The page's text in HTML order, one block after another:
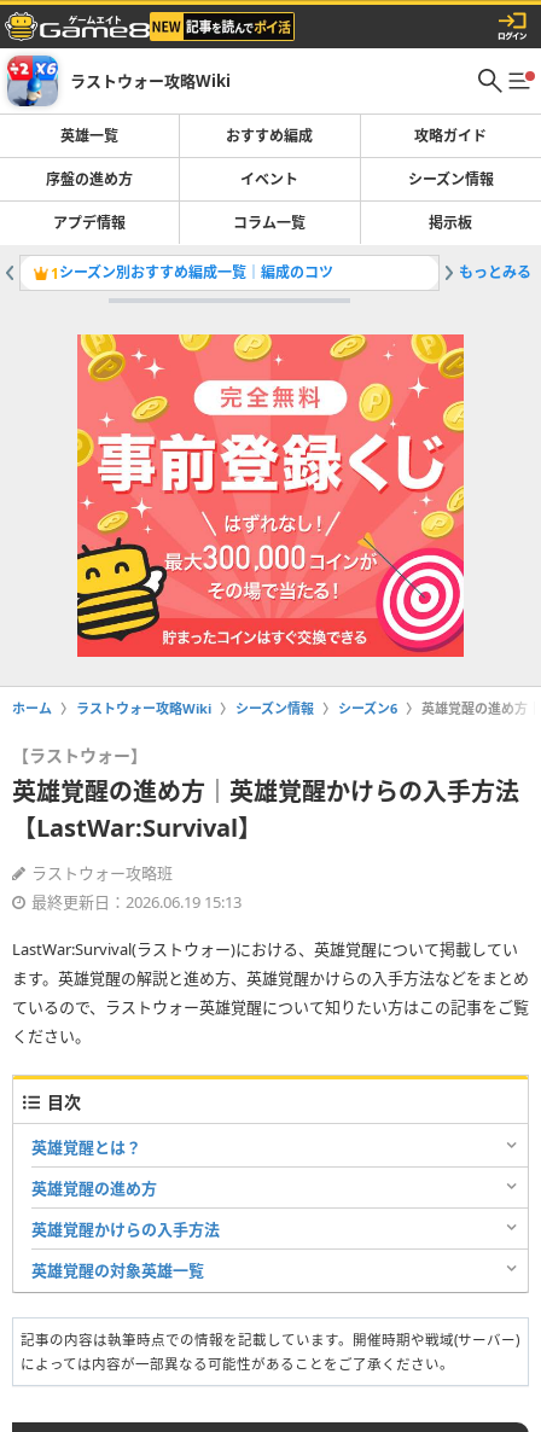
ラストウォー攻略Wiki
英雄一覧 おすすめ編成 攻略ガイド
序盤の進め方 イベント シーズン情報
アプデ情報 コラム一覧 掲示板
1シーズン別おすすめ編成一覧｜編成のコツ 2
もっとみる
ホーム ラストウォー攻略Wiki シーズン情報 シーズン6 英雄覚醒の進め方
【ラストウォー】
英雄覚醒の進め方｜英雄覚醒かけらの入手方法
【LastWar:Survival】
ラストウォー攻略班
最終更新日：2026.06.19 15:13
LastWar:Survival(ラストウォー)における、英雄覚醒について掲載してい
ます。英雄覚醒の解説と進め方、英雄覚醒かけらの入手方法などをまとめ
ているので、ラストウォー英雄覚醒について知りたい方はこの記事をご覧
ください。
目次
英雄覚醒とは？
英雄覚醒の進め方
英雄覚醒かけらの入手方法
英雄覚醒の対象英雄一覧
記事の内容は執筆時点での情報を記載しています。開催時期や戦域(サーバー)
によっては内容が一部異なる可能性があることをご了承ください。